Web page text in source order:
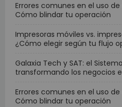
Errores comunes en el uso
Cómo blindar tu operación
Impresoras móviles vs.
¿Cómo elegir según tu flujo
Galaxia Tech y SAT: el
transformando los negocios
Errores comunes en el uso
Cómo blindar tu operación